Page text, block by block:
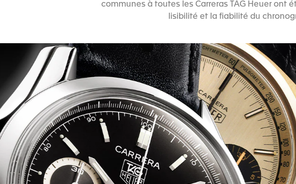
communes à toutes les Carreras TAG Heuer ont
lisibilité et la fiabilité du